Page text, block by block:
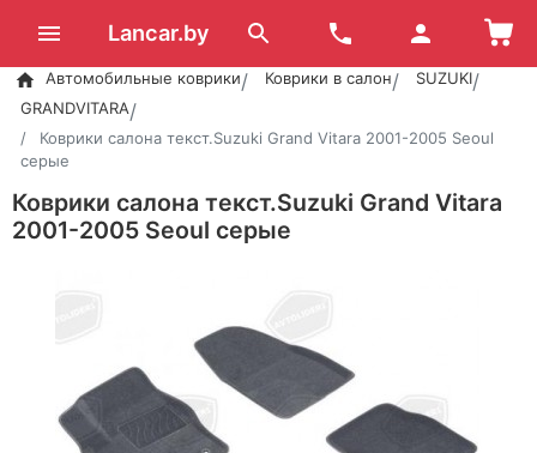
Lancar.by
Автомобильные коврики Коврики в салон
SUZUKI
GRANDVITARA
Коврики салона текст.Suzuki Grand Vitara 2001-2005 Seoul
серые
Коврики салона текст.Suzuki Grand Vitara
2001-2005 Seoul серые